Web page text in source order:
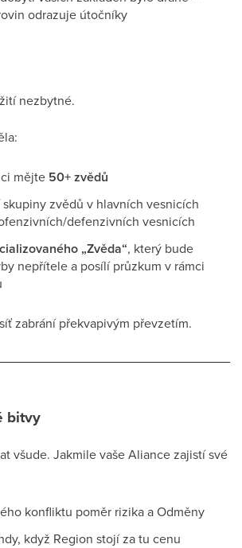
odrazuje útočníky
nezbytné.
mějte 50+ zvědů
zvědů v hlavních vesnicích
defenzivních vesnicích
„Zvěda“, který bude
nepřítele a posílí průzkum v rámci
zabrání překvapivým převzetím.
bitvy
všude. Jakmile vaše Aliance zajistí své
konfliktu poměr rizika a Odměny
když Region stojí za tu cenu